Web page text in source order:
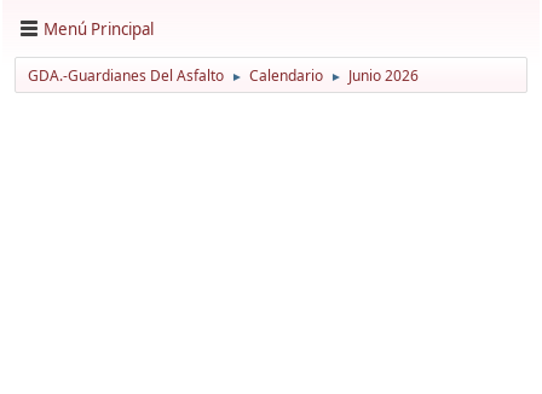
Menú Principal
GDA.-Guardianes Del Asfalto ► Calendario ► Junio 2026